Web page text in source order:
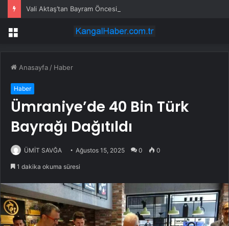
Vali Aktaş’tan Bayram Öncesi Denetim Ziyareti
Menü
Anasayfa / Haber
Haber
Ümraniye’de 40 Bin Türk
Bayrağı Dağıtıldı
ÜMİT SAVĞA Ağustos 15, 2025 0 0
1 dakika okuma süresi